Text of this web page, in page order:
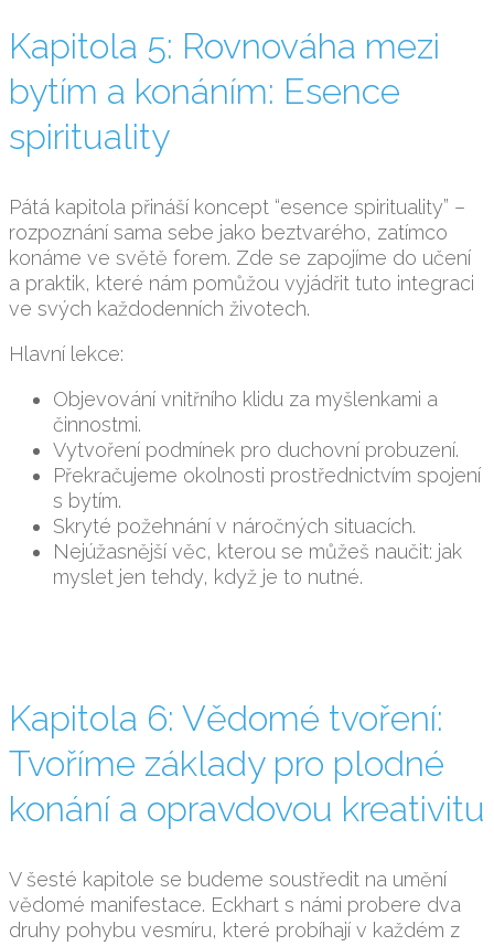
Kapitola 5: Rovnováha mezi
bytím a konáním: Esence
spirituality
Pátá kapitola přináší koncept “esence spirituality” –
rozpoznání sama sebe jako beztvarého, zatímco
konáme ve světě forem. Zde se zapojíme do učení
a praktik, které nám pomůžou vyjádřit tuto integraci
ve svých každodenních životech.
Hlavní lekce:
Objevování vnitřního klidu za myšlenkami a
činnostmi.
Vytvoření podmínek pro duchovní probuzení.
Překračujeme okolnosti prostřednictvím spojení
s bytím.
Skryté požehnání v náročných situacích.
Nejúžasnější věc, kterou se můžeš naučit: jak
myslet jen tehdy, když je to nutné.
Kapitola 6: Vědomé tvoření:
Tvoříme základy pro plodné
konání a opravdovou kreativitu
V šesté kapitole se budeme soustředit na umění
vědomé manifestace. Eckhart s námi probere dva
druhy pohybu vesmíru, které probíhají v každém z